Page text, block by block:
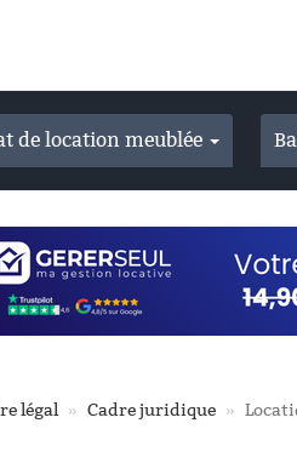
de location meublée
légal Cadre juridique